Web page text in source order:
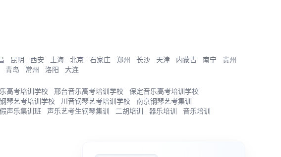
昆明 西安 上海 北京 石家庄 郑州 长沙 天津 内蒙古 南宁
贵州
青岛 常州 洛阳 大连
高考培训学校 邢台音乐高考培训学校
保定音乐高考培训学校
琴艺考培训学校 川音钢琴艺考培训学校
南京钢琴艺考集训
声乐集训班 声乐艺考生钢琴集训 二胡培训 器乐培训
音乐培训